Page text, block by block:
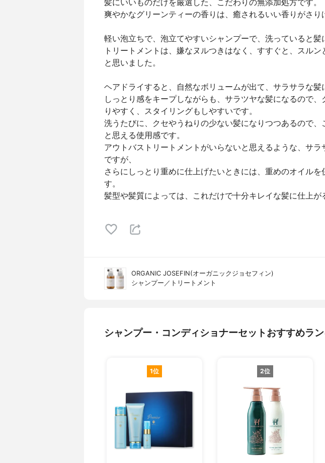
髪にいいものだけを厳選した、こだわりの無添加処方です。
爽やかなグリーンティーの香りは、癒されるいい香りがさり
軽い泡立ちで、泡立てやすいシャンプーで、洗っていると髪
トリートメントは、嫌なヌルつきはなく、すすぐと、スル
と思いました。
ヘアドライすると、自然なボリュームが出て、サラサラな髪
しっとり感をキープしながらも、サラツヤな髪になるので、
りやすく、スタイリングもしやすいです。
洗うたびに、クセやうねりの少ない髪になりつつあるので
と思える使用感です。
アウトバストリートメントがいらないと思えるような、サ
ですが、
さらにしっとり重めに仕上げたいときには、重めのオイルを
す。
髪型や髪質によっては、これだけで十分キレイな髪に仕上が
ORGANIC JOSEFIN(オーガニックジョセフィン)
シャンプー／トリートメント
シャンプー・コンディショナーセットおすすめラ
1位 2位